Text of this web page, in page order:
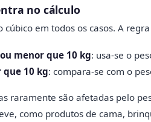
no cálculo
em todos os casos. A
menor que 10 kg: usa-se o
que 10 kg: compara-se com o
raramente são afetadas pelo
como produtos de cama,